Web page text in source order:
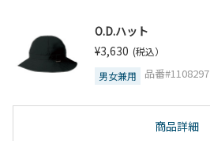
O.D.ハット
¥3,630 (税込）
男女兼用
品番#1108297
商品詳細